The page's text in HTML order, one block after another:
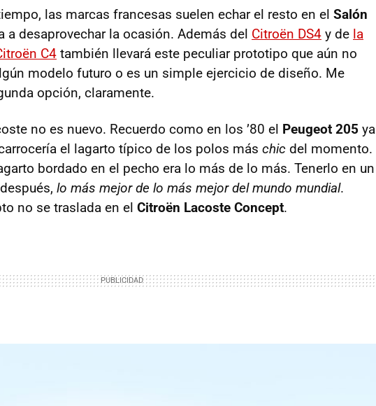
las marcas francesas suelen echar el resto en el Salón
a desaprovechar la ocasión. Además del Citroën DS4 y de la
C4 también llevará este peculiar prototipo que aún no
modelo futuro o es un simple ejercicio de diseño. Me
opción, claramente.
no es nuevo. Recuerdo como en los ’80 el Peugeot 205 ya
el lagarto típico de los polos más chic del momento.
bordado en el pecho era lo más de lo más. Tenerlo en un
lo más mejor de lo más mejor del mundo mundial.
no se traslada en el Citroën Lacoste Concept.